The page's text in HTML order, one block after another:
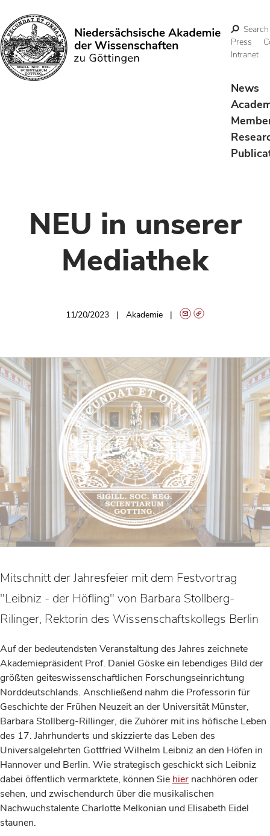
Search
Search
Press
Intranet
News
NEU in unserer
Mediathek
11/20/2023 Akademie
Mitschnitt der Jahresfeier mit dem Festvortrag
"Leibniz - der Höfling" von Barbara Stollberg-
Rilinger, Rektorin des Wissenschaftskollegs Berlin
Auf der bedeutendsten Veranstaltung des Jahres zeichnete
Akademiepräsident Prof. Daniel Göske ein lebendiges Bild der
größten geiteswissenschaftlichen Forschungseinrichtung
Norddeutschlands. Anschließend nahm die Professorin für
Geschichte der Frühen Neuzeit an der Universität Münster,
Barbara Stollberg-Rillinger, die Zuhörer mit ins höfische Leben
des 17. Jahrhunderts und skizzierte das Leben des
Universalgelehrten Gottfried Wilhelm Leibniz an den Höfen in
Hannover und Berlin. Wie strategisch geschickt sich Leibniz
dabei öffentlich vermarktete, können Sie hier nachhören oder
sehen, und zwischendurch über die musikalischen
Nachwuchstalente Charlotte Melkonian und Elisabeth Eidel
staunen.